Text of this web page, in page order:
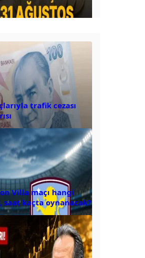
trafik cezası
Villa maçı hangi
saat kaçta oynanacak?